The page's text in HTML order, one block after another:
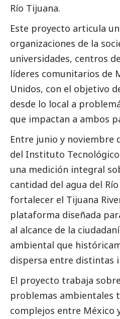
Río Tijuana.
Este proyecto articula
organizaciones de la
universidades, centros
líderes comunitarios de
Unidos, con el objetivo
desde lo local a
que impactan a ambos
Entre junio y noviembre
del Instituto
una medición integral
cantidad del agua del
fortalecer el Tijuana
plataforma diseñada
al alcance de la
ambiental que
dispersa entre distintas
El proyecto trabaja
problemas ambientales
complejos entre México